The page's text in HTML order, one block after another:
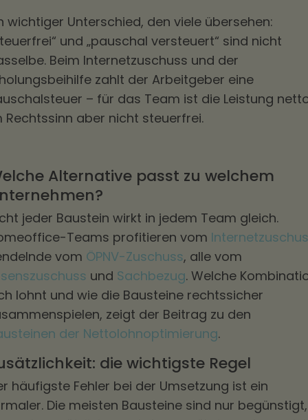
wichtiger Unterschied, den viele übersehen:
und „pauschal versteuert“ sind nicht
Beim Internetzuschuss und der
zahlt der Arbeitgeber eine
– für das Team ist die Leistung
Rechtssinn aber nicht steuerfrei.
Alternative passt zu welchem
jeder Baustein wirkt in jedem Team gleich.
Teams profitieren vom
vom ÖPNV-Zuschuss, alle vom
und Sachbezug. Welche
lohnt und wie die Bausteine rechtssicher
zeigt der Beitrag zu den
der Nettolohnoptimierung.
die wichtigste Regel
häufigste Fehler bei der Umsetzung ist ein
Die meisten Bausteine sind nur begünstigt,